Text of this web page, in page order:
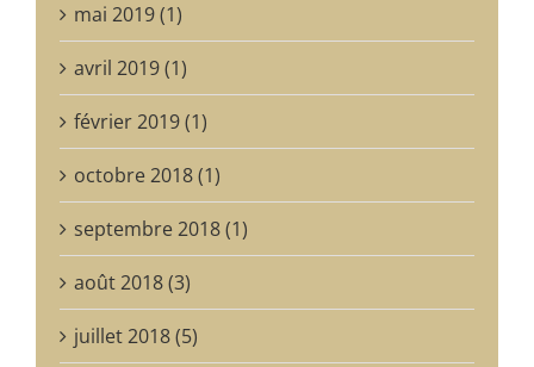
mai 2019 (1)
avril 2019 (1)
février 2019 (1)
octobre 2018 (1)
septembre 2018 (1)
août 2018 (3)
juillet 2018 (5)